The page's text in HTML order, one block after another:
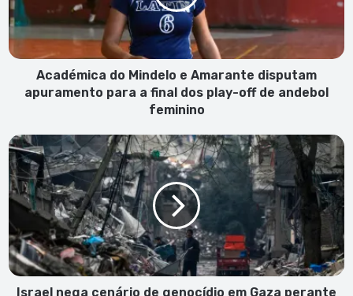
disputam
apuramento
para
a
dos
de
andebol
feminino
Académica do Mindelo e Amarante disputam
apuramento para a final dos play-off de andebol
feminino
Israel
nega
cenário
de
genocídio
em
Gaza
perante
Tribunal
daIsrael nega cenário de genocídio em Gaza perante